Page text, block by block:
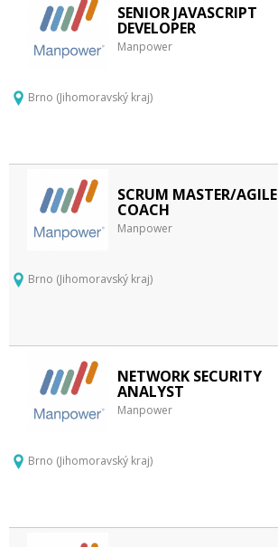
SENIOR JAVASCRIPT
DEVELOPER
Manpower
Brno (Jihomoravský kraj)
SCRUM MASTER/AGILE
COACH
Manpower
Brno (Jihomoravský kraj)
NETWORK SECURITY
ANALYST
Manpower
Brno (Jihomoravský kraj)